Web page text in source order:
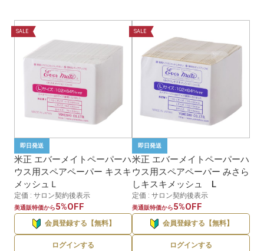
SALE
即日発送
米正 エバーメイトペーパーハ
ウス用スペアペーパー キスキ
メッシュＬ
定価 : サロン契約後表示
美通販特価から5%OFF
会員登録する【無料】
ログインする
SALE
即日発送
米正 エバーメイトペーパーハ
ウス用スペアペーパー みさら
しキスキメッシュ L
定価 : サロン契約後表示
美通販特価から5%OFF
会員登録する【無料】
ログインする